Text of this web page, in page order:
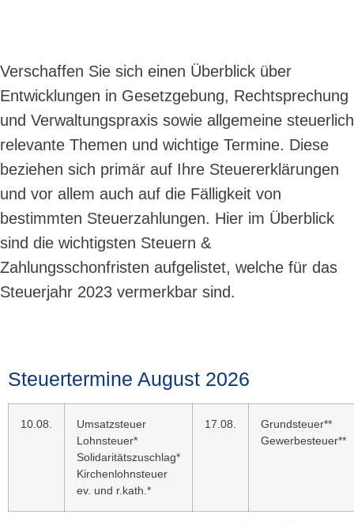
Verschaffen Sie sich einen Überblick über
Entwicklungen in Gesetzgebung, Rechtsprechung
und Verwaltungspraxis sowie allgemeine steuerlich
relevante Themen und wichtige Termine. Diese
beziehen sich primär auf Ihre Steuererklärungen
und vor allem auch auf die Fälligkeit von
bestimmten Steuerzahlungen. Hier im Überblick
sind die wichtigsten Steuern &
Zahlungsschonfristen aufgelistet, welche für das
Steuerjahr 2023 vermerkbar sind.
Steuertermine August 2026
10.08.
Umsatzsteuer
Lohnsteuer*
Solidaritätszuschlag*
Kirchenlohnsteuer
ev. und r.kath.*
17.08.
Grundsteuer**
Gewerbesteuer**